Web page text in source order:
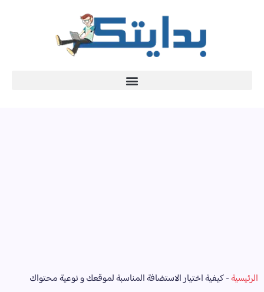
الرئيسية-كيفية اختيار الاستضافة المناسبة لموقعك و نوعية محتواك